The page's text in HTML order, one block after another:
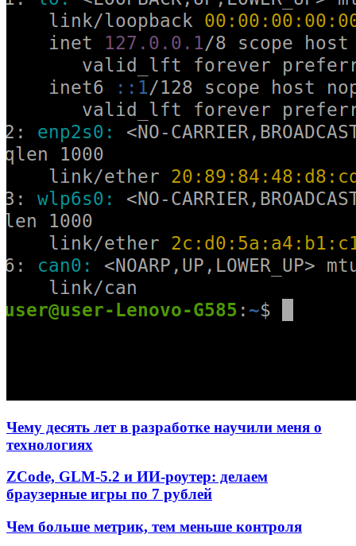
Чему десять лет в разработке научили меня о
технологиях
ZCode, GLM-5.2 и ИИ-роутер: делаем
браузерные игры по 7 рублей
Чем больше метрик, тем меньше контроля